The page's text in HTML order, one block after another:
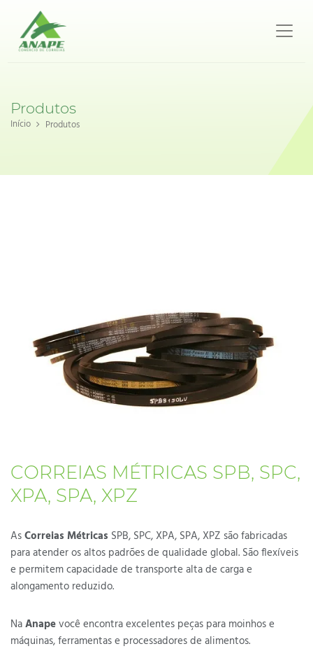
Produtos
Início Produtos
CORREIAS MÉTRICAS SPB, SPC,
XPA, SPA, XPZ
AsCorreias Métricas SPB, SPC, XPA, SPA, XPZ são fabricadas
para atender os altos padrões de qualidade global. São flexíveis
e permitem capacidade de transporte alta de carga e
alongamento reduzido.
NaAnapevocê encontra excelentes peças para moinhos e
máquinas, ferramentas e processadores de alimentos.